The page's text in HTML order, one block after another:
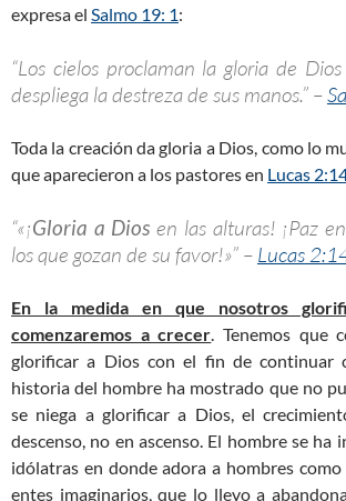
expresa el Salmo 19: 1:
“Los cielos proclaman la gloria de
despliega la destreza de sus manos.” –
Toda la creación da gloria a Dios, como lo
que aparecieron a los pastores en Lucas
“«¡Gloria a Dios en las alturas! ¡Paz
los que gozan de su favor!»” – Lucas
En la medida en que nosotros
comenzaremos a crecer. Tenemos que
glorificar a Dios con el fin de continuar
historia del hombre ha mostrado que no
se niega a glorificar a Dios, el
descenso, no en ascenso. El hombre se ha
idólatras en donde adora a hombres como
entes imaginarios, que lo llevo a